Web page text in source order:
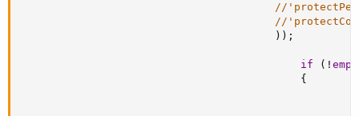
//
//
) ) ;
if ( !
{